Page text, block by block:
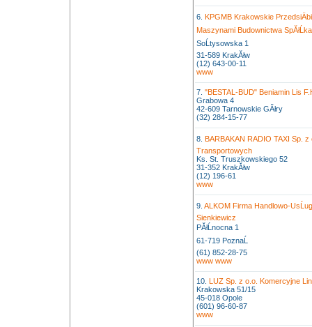
6. KPGMB Krakowskie
Maszynami Budownictwa
SoĹtysowska 1
31-589 KrakĂłw
(12) 643-00-11
www
7. "BESTAL-BUD" Beniamin Lis
Grabowa 4
42-609 Tarnowskie GĂłry
(32) 284-15-77
8. BARBAKAN RADIO TAXI Sp. z
Transportowych
Ks. St. Truszkowskiego 52
31-352 KrakĂłw
(12) 196-61
www
9. ALKOM Firma Handlowo-
Sienkiewicz
PĂłĹnocna 1
61-719 PoznaĹ
(61) 852-28-75
www www
10. LUZ Sp. z o.o. Komercyjne
Krakowska 51/15
45-018 Opole
(601) 96-60-87
www